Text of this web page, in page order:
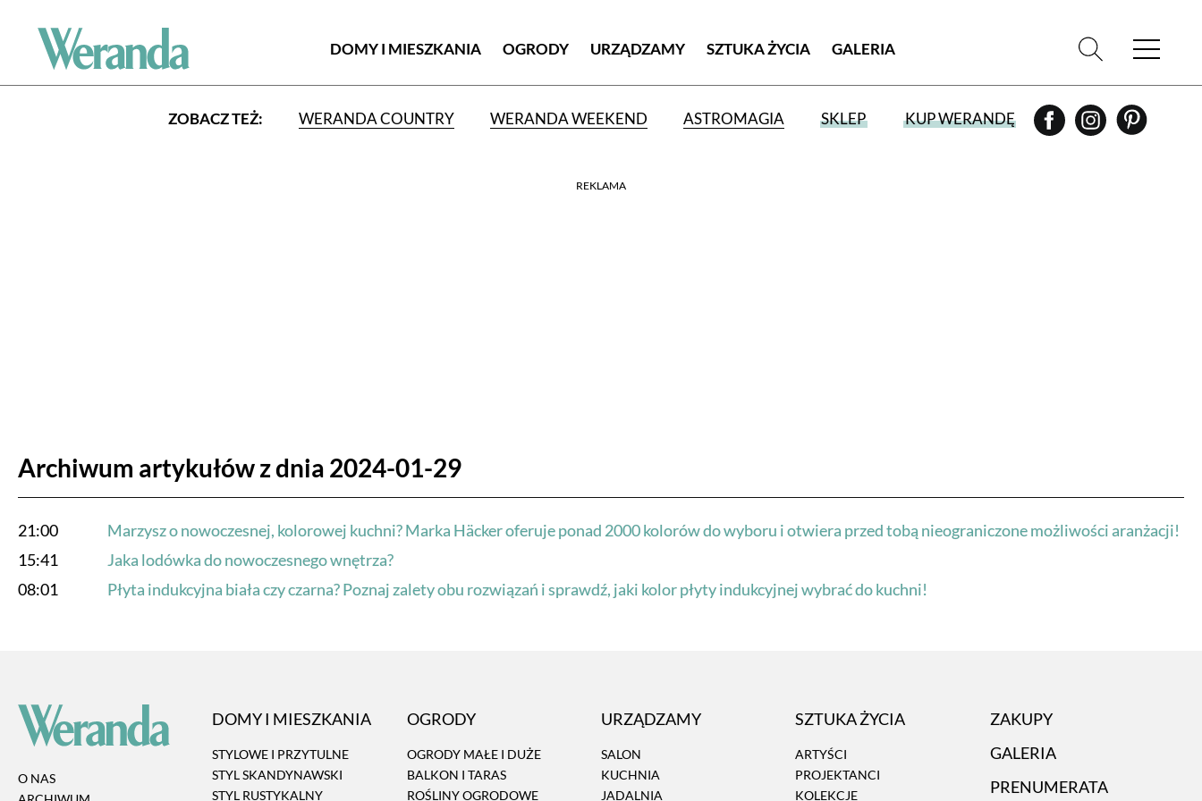
DOMY I MIESZKANIA OGRODY URZĄDZAMY SZTUKA ŻYCIA GALERIA
ZOBACZ TEŻ: WERANDA COUNTRY WERANDA WEEKEND ASTROMAGIA SKLEP KUP WERANDĘ
REKLAMA
Archiwum artykułów z dnia 2024-01-29
21:00
Marzysz o nowoczesnej, kolorowej kuchni? Marka Häcker oferuje ponad 2000 kolorów do wyboru i otwiera przed tobą nieograniczone możliwości aranżacji!
15:41
Jaka lodówka do nowoczesnego wnętrza?
08:01
Płyta indukcyjna biała czy czarna? Poznaj zalety obu rozwiązań i sprawdź, jaki kolor płyty indukcyjnej wybrać do kuchni!
O NAS
DOMY I MIESZKANIA
STYLOWE I PRZYTULNE
STYL SKANDYNAWSKI
STYL RUSTYKALNY
OGRODY
OGRODY MAŁE I DUŻE
BALKON I TARAS
ROŚLINY OGRODOWE
URZĄDZAMY
SALON
KUCHNIA
JADALNIA
SZTUKA ŻYCIA
ARTYŚCI
PROJEKTANCI
KOLEKCJE
ZAKUPY
GALERIA
PRENUMERATA